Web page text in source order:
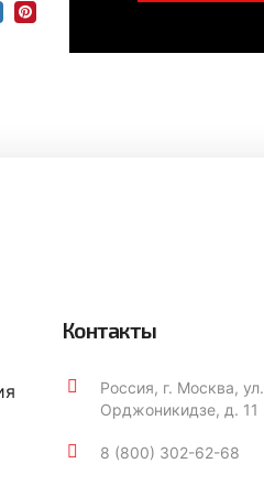
Контакты
Россия, г. Москва, ул.
Орджоникидзе, д. 11
8 (800) 302-62-68